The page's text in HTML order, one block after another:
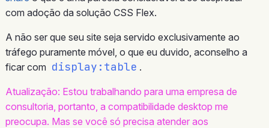
com adoção da solução CSS Flex.
A não ser que seu site seja servido exclusivamente ao
tráfego puramente móvel, o que eu duvido, aconselho a
ficar com display:table .
Atualização: Estou trabalhando para uma empresa de
consultoria, portanto, a compatibilidade desktop me
preocupa. Mas se você só precisa atender aos